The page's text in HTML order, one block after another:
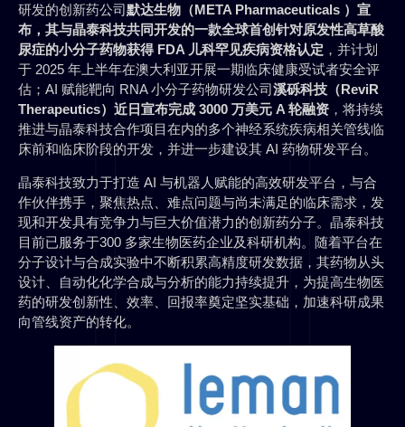
研发的创新药公司默达生物（META Pharmaceuticals ） 宣
布，其与晶泰科技共同开发的一款全球首创针对原发性高草酸
尿症的小分子药物获得 FDA 儿科罕见疾病资格认定 ，并计划
于 2025 年上半年在澳大利亚开展一期临床健康受试者安全评
估；AI 赋能靶向 RNA 小分子药物研发公司溪砾科技（ReviR
Therapeutics） 近日宣布完成 3000 万美元 A 轮融资 ，将持续
推进与晶泰科技合作项目在内的多个神经系统疾病相关管线临
床前和临床阶段的开发，并进一步建设其 AI 药物研发平台。
晶泰科技致力于打造 AI 与机器人赋能的高效研发平台，与合
作伙伴携手，聚焦热点、难点问题与尚未满足的临床需求，发
现和开发具有竞争力与巨大价值潜力的创新药分子。晶泰科技
目前已服务于300 多家生物医药企业及科研机构。随着平台在
分子设计与合成实验中不断积累高精度研发数据，其药物从头
设计、自动化化学合成与分析的能力持续提升，为提高生物医
药的研发创新性、效率、回报率奠定坚实基础，加速科研成果
向管线资产的转化。